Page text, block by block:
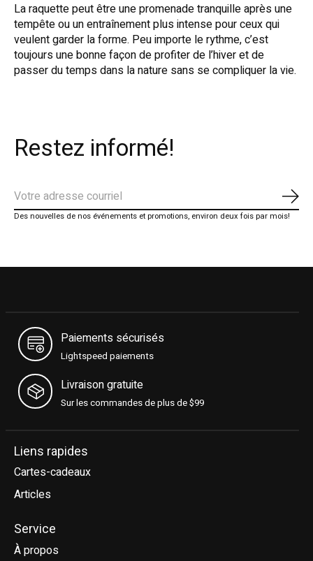
La raquette peut être une promenade tranquille après une
tempête ou un entraînement plus intense pour ceux qui
veulent garder la forme. Peu importe le rythme, c’est
toujours une bonne façon de profiter de l’hiver et de
passer du temps dans la nature sans se compliquer la vie.
Restez informé!
Des nouvelles de nos événements et promotions, environ deux fois par mois!
Paiements sécurisés
Lightspeed paiements
Livraison gratuite
Sur les commandes de plus de $99
Liens rapides
Cartes-cadeaux
Articles
Service
À propos